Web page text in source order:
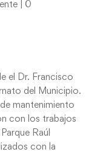
| 0
el Dr. Francisco
del Municipio.
mantenimiento
con los trabajos
Raúl
con la